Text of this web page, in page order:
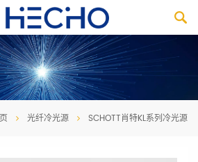
光纤冷光源 SCHOTT肖特KL系列冷光源